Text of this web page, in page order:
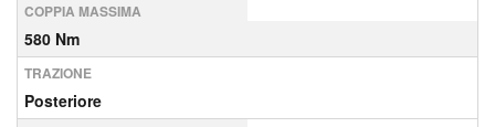
COPPIA MASSIMA
580 Nm
TRAZIONE
Posteriore